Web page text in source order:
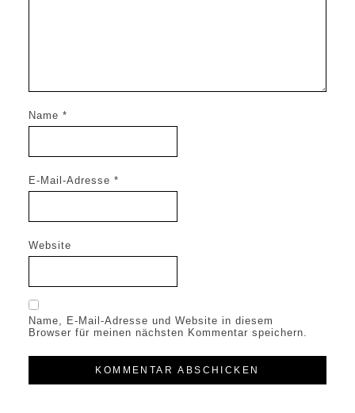
Name *
E-Mail-Adresse *
Website
Name, E-Mail-Adresse und Website in diesem
Browser für meinen nächsten Kommentar speichern.